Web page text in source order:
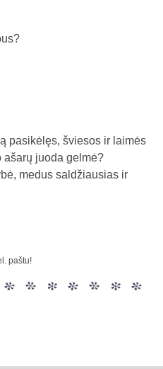
pasikėlęs, šviesos ir laimės
ašarų juoda gelmė?
medus saldžiausias ir
paštu!